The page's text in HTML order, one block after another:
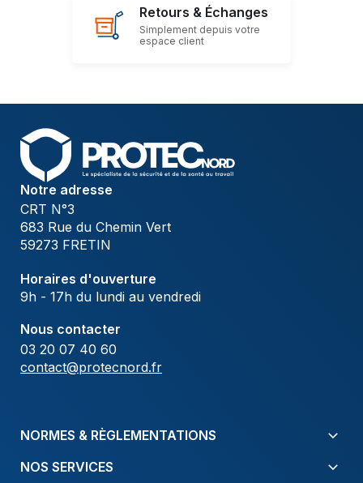
Retours & Échanges
Simplement depuis votre
espace client
Notre adresse
CRT N°3
683 Rue du Chemin Vert
59273 FRETIN
Horaires d'ouverture
9h - 17h du lundi au vendredi
Nous contacter
03 20 07 40 60
contact@protecnord.fr
NORMES & RÈGLEMENTATIONS
NOS SERVICES